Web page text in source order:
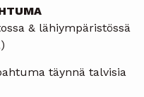
& lähiympäristössä
täynnä talvisia